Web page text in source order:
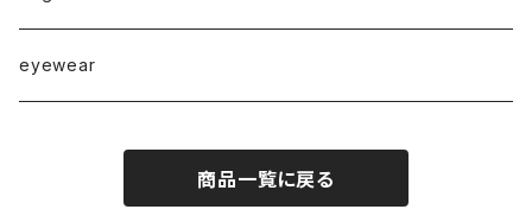
◇puchipuchi series◇
i phone case
eyewear
商品一覧に戻る